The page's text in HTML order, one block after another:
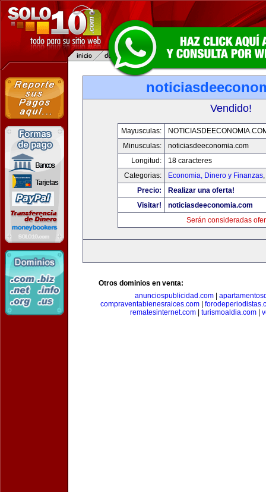
Vendido!
Mayusculas:
Minusculas:
noticiasdeeconomia.com
Longitud:
18 caracteres
Categorias:
Economia, Dinero y Finanzas,
Precio:
Realizar una oferta!
Visitar!
noticiasdeeconomia.com
Serán consideradas
Otros dominios en venta:
anunciospublicidad.com|
compraventabienesraices.com
rematesinternet.com| turismoaldia.com|